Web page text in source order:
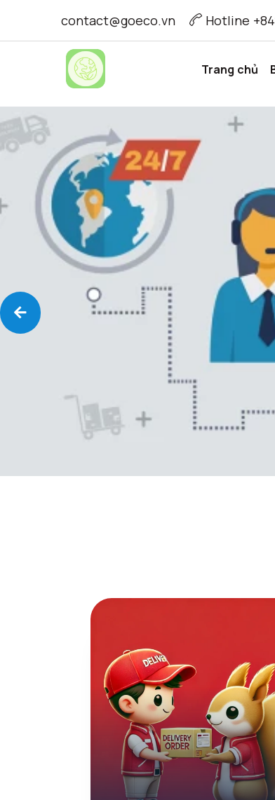
contact@goeco.vn Hotline
Trang chủ